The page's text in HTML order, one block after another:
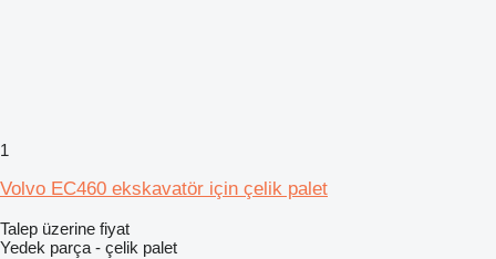
1
Volvo EC460 ekskavatör için çelik palet
Talep üzerine fiyat
Yedek parça - çelik palet